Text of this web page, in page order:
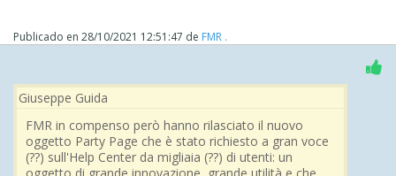
Publicado en 28/10/2021 12:51:47 de FMR .
Giuseppe Guida
FMR in compenso però hanno rilasciato il nuovo
oggetto Party Page che è stato richiesto a gran voce
(??) sull'Help Center da migliaia (??) di utenti: un